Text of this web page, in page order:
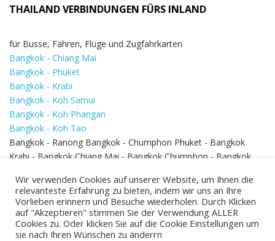
THAILAND VERBINDUNGEN FÜRS INLAND
für Busse, Fähren, Flüge und Zugfahrkarten
Bangkok - Chiang Mai
Bangkok - Phuket
Bangkok - Krabi
Bangkok - Koh Samui
Bangkok - Koh Phangan
Bangkok - Koh Tao
Bangkok - Ranong Bangkok - Chumphon Phuket - Bangkok
Krabi - Bangkok Chiang Mai - Bangkok Chumphon - Bangkok
Bangkok - Hua Hin
Wir verwenden Cookies auf unserer Website, um Ihnen die
relevanteste Erfahrung zu bieten, indem wir uns an Ihre
Vorlieben erinnern und Besuche wiederholen. Durch Klicken
auf "Akzeptieren" stimmen Sie der Verwendung ALLER
Cookies zu. Oder klicken Sie auf die Cookie Einstellungen um
sie nach Ihren Wünschen zu änderrn